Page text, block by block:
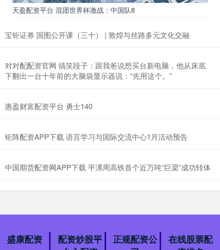
天盈配资平台 混团世界杯激战：中国队8
宝钜证券 国图公开课（三十） | 敦煌与丝路多元文化交融
对对配配资官网 搞笑段子：跟我爸说想买台新电脑，他从床底
下翻出一台十年前的大脑袋显示器说：“先用这个。”
惠盈财富配资平台 勇士140
钜阵配资APP下载 语言学习与国际交流中心1月活动预告
中国期货配资网APP下载 平漯周高铁首个近万吨“巨梁”成功转体
盛康配资
配资炒股平
正规配资公
在线股票配